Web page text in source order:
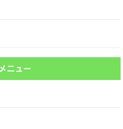
メニュー